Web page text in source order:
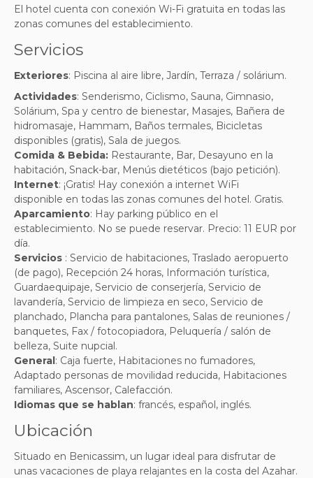
El hotel cuenta con conexión Wi-Fi gratuita en todas las
zonas comunes del establecimiento.
Servicios
Exteriores: Piscina al aire libre, Jardín, Terraza / solárium.
Actividades: Senderismo, Ciclismo, Sauna, Gimnasio,
Solárium, Spa y centro de bienestar, Masajes, Bañera de
hidromasaje, Hammam, Baños termales, Bicicletas
disponibles (gratis), Sala de juegos.
Comida & Bebida: Restaurante, Bar, Desayuno en la
habitación, Snack-bar, Menús dietéticos (bajo petición).
Internet: ¡Gratis! Hay conexión a internet WiFi
disponible en todas las zonas comunes del hotel. Gratis.
Aparcamiento: Hay parking público en el
establecimiento. No se puede reservar. Precio: 11 EUR por
día.
Servicios : Servicio de habitaciones, Traslado aeropuerto
(de pago), Recepción 24 horas, Información turística,
Guardaequipaje, Servicio de conserjería, Servicio de
lavandería, Servicio de limpieza en seco, Servicio de
planchado, Plancha para pantalones, Salas de reuniones /
banquetes, Fax / fotocopiadora, Peluquería / salón de
belleza, Suite nupcial.
General: Caja fuerte, Habitaciones no fumadores,
Adaptado personas de movilidad reducida, Habitaciones
familiares, Ascensor, Calefacción.
Idiomas que se hablan: francés, español, inglés.
Ubicación
Situado en Benicassim, un lugar ideal para disfrutar de
unas vacaciones de playa relajantes en la costa del Azahar.